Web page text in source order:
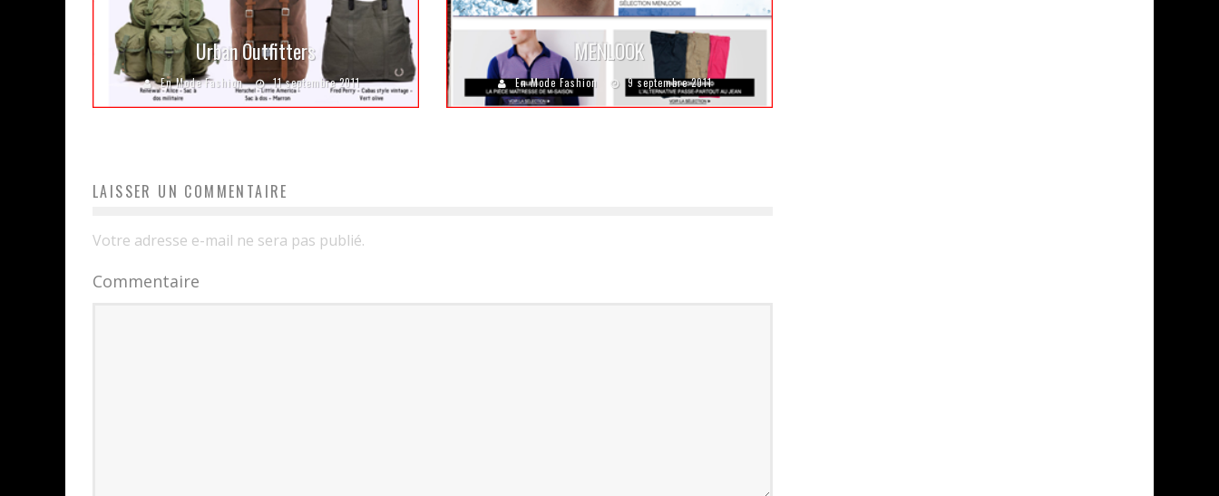
Urban Outfitters
En Mode Fashion 11 septembre 2011
MENLOOK
En Mode Fashion 9 septembre 2011
LAISSER UN COMMENTAIRE
Votre adresse e-mail ne sera pas publié.
Commentaire